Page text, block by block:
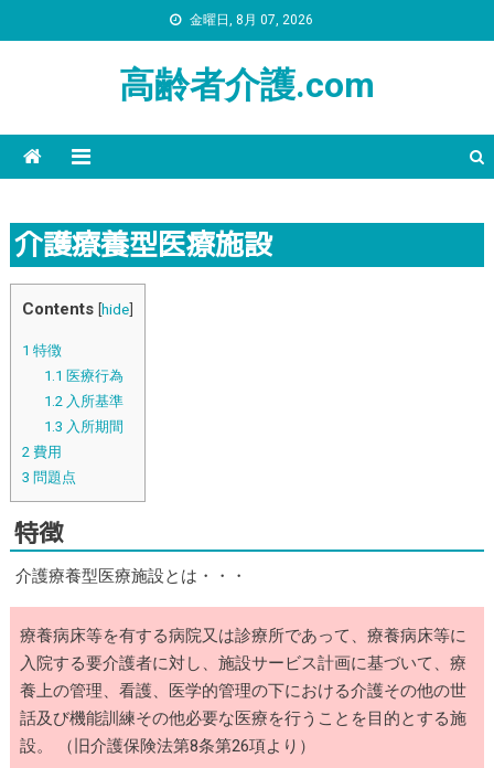
金曜日, 8月 07, 2026
高齢者介護.com
介護療養型医療施設
Contents [hide]
1 特徴
1.1 医療行為
1.2 入所基準
1.3 入所期間
2 費用
3 問題点
特徴
介護療養型医療施設とは・・・
療養病床等を有する病院又は診療所であって、療養病床等に
入院する要介護者に対し、施設サービス計画に基づいて、療
養上の管理、看護、医学的管理の下における介護その他の世
話及び機能訓練その他必要な医療を行うことを目的とする施
設。 （旧介護保険法第8条第26項より）